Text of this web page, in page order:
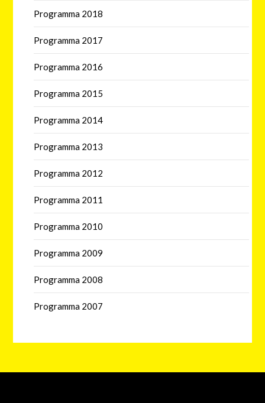
Programma 2018
Programma 2017
Programma 2016
Programma 2015
Programma 2014
Programma 2013
Programma 2012
Programma 2011
Programma 2010
Programma 2009
Programma 2008
Programma 2007